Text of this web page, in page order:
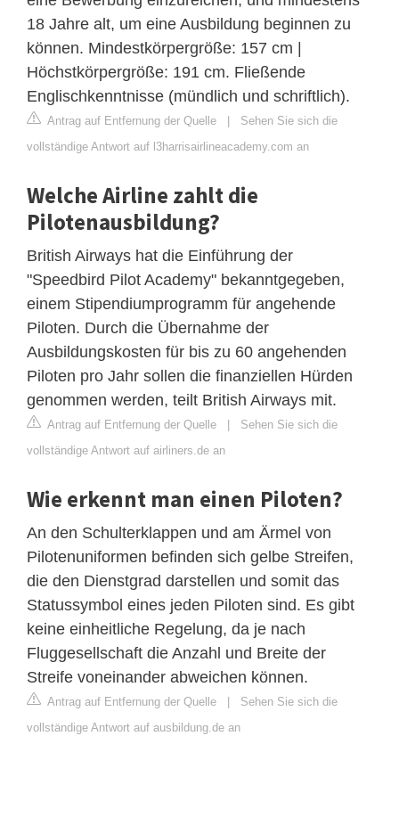
18 Jahre alt, um eine Ausbildung beginnen zu
können. Mindestkörpergröße: 157 cm |
Höchstkörpergröße: 191 cm. Fließende
Englischkenntnisse (mündlich und schriftlich).
Antrag auf Entfernung der Quelle | Sehen Sie sich die
vollständige Antwort auf l3harrisairlineacademy.com an
Welche Airline zahlt die
Pilotenausbildung?
British Airways hat die Einführung der
"Speedbird Pilot Academy" bekanntgegeben,
einem Stipendiumprogramm für angehende
Piloten. Durch die Übernahme der
Ausbildungskosten für bis zu 60 angehenden
Piloten pro Jahr sollen die finanziellen Hürden
genommen werden, teilt British Airways mit.
Antrag auf Entfernung der Quelle | Sehen Sie sich die
vollständige Antwort auf airliners.de an
Wie erkennt man einen Piloten?
An den Schulterklappen und am Ärmel von
Pilotenuniformen befinden sich gelbe Streifen,
die den Dienstgrad darstellen und somit das
Statussymbol eines jeden Piloten sind. Es gibt
keine einheitliche Regelung, da je nach
Fluggesellschaft die Anzahl und Breite der
Streife voneinander abweichen können.
Antrag auf Entfernung der Quelle | Sehen Sie sich die
vollständige Antwort auf ausbildung.de an